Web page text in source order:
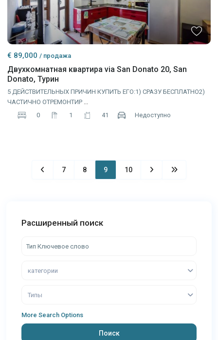
€ 89,000/ продажа
Двухкомнатная квартира via San Donato 20, San
Donato, Турин
5 ДЕЙСТВИТЕЛЬНЫХ ПРИЧИН КУПИТЬ ЕГО:1) СРАЗУ БЕСПЛАТНО2)
ЧАСТИЧНО ОТРЕМОНТИР ...
0
1 41 Недоступно
7 8 9 10
Расширенный поиск
категории
Типы
More Search Options
Поиск